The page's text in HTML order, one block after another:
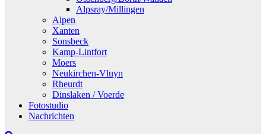
Alpsray/Millingen
Alpen
Xanten
Sonsbeck
Kamp-Lintfort
Moers
Neukirchen-Vluyn
Rheurdt
Dinslaken / Voerde
Fotostudio
Nachrichten